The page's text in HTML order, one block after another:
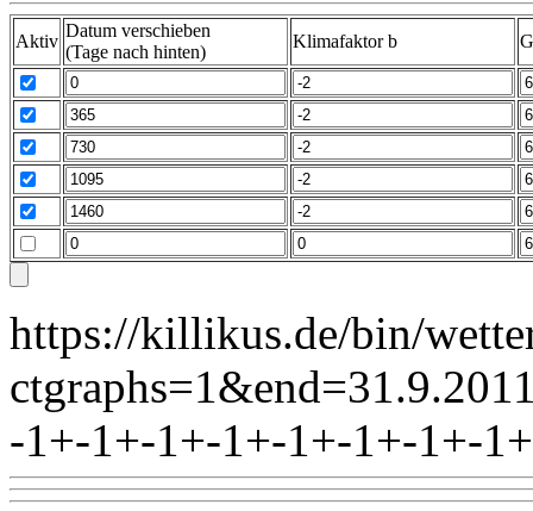
Aktiv
Datum verschieben
(Tage nach hinten)
Klimafaktor b
https://killikus.de/bin/
-1+-1+-1+-1+-1+-1+-1+-